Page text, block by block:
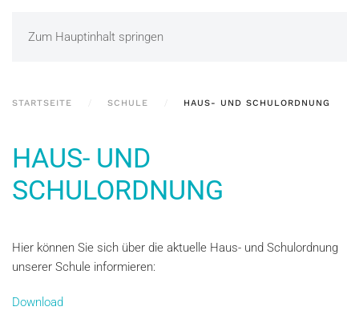
Zum Hauptinhalt springen
STARTSEITE SCHULE HAUS- UND SCHULORDNUNG
HAUS- UND
SCHULORDNUNG
Hier können Sie sich über die aktuelle Haus- und Schulordnung
unserer Schule informieren:
Download